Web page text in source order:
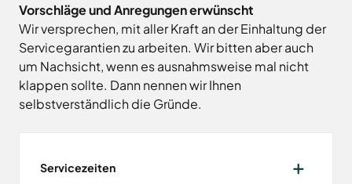
Vorschläge und Anregungen erwünscht
Wir versprechen, mit aller Kraft an der Einhaltung der
Servicegarantien zu arbeiten. Wir bitten aber auch
um Nachsicht, wenn es ausnahmsweise mal nicht
klappen sollte. Dann nennen wir Ihnen
selbstverständlich die Gründe.
Servicezeiten
Landkreis
Osnabrück
Volkshochschule
Osnabrücker
Land
Wirtschaftsförderungsgesellschaft
Osnabrücker
Fürstenau
Georgsmarienhütte
Glandorf
Hagen
Hasbergen
Neuenkirchen